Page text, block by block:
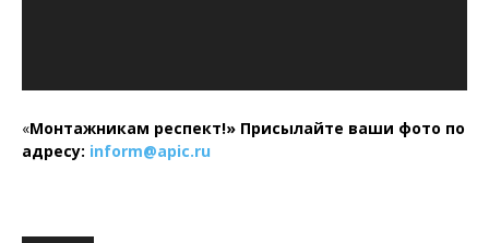
«Монтажникам респект!» Присылайте ваши фото по
адресу: inform@apic.ru